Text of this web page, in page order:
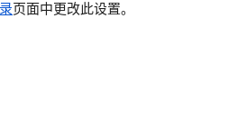
页面中更改此设置。